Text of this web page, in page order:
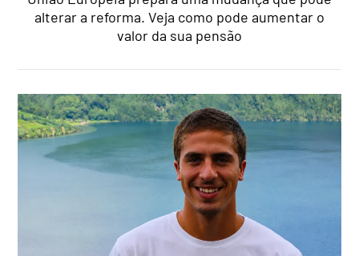
alterar a reforma. Veja como pode aumentar o
valor da sua pensão